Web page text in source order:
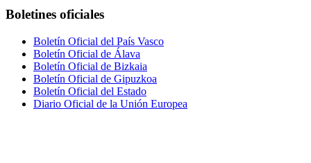
Boletines oficiales
Boletín Oficial del País Vasco
Boletín Oficial de Álava
Boletín Oficial de Bizkaia
Boletín Oficial de Gipuzkoa
Boletín Oficial del Estado
Diario Oficial de la Unión Europea